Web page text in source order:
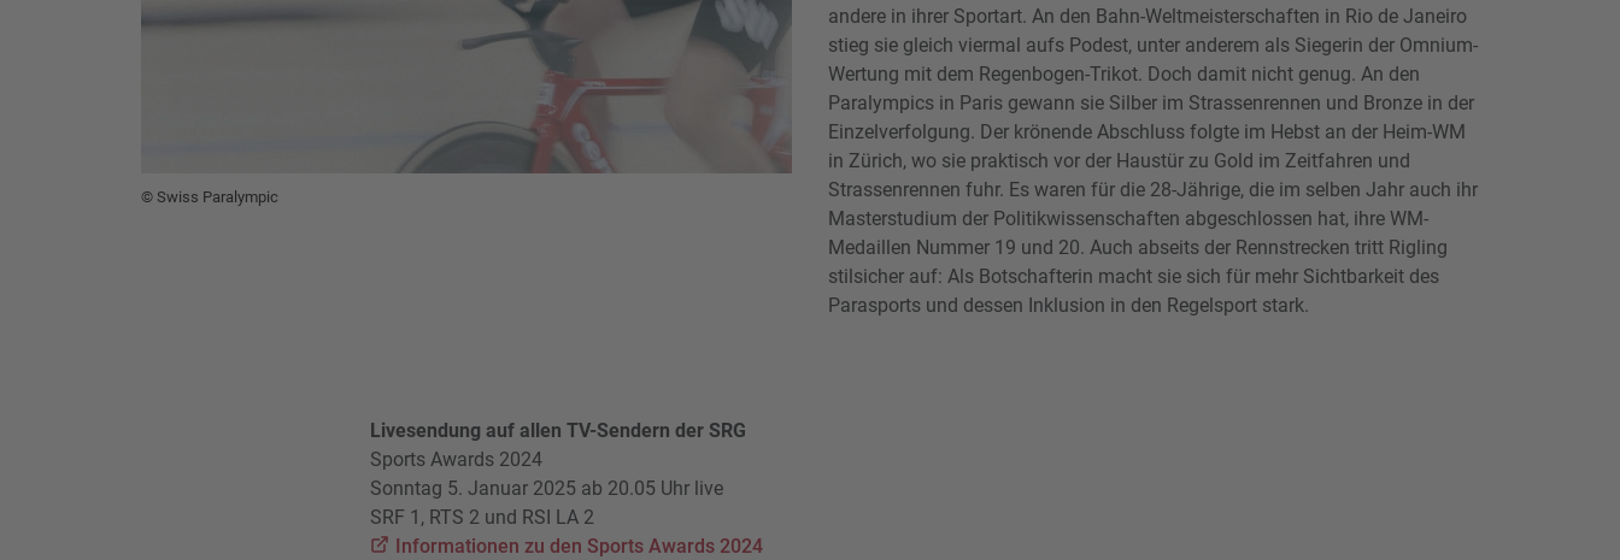
© Swiss Paralympic
andere in ihrer Sportart. An den Bahn-Weltmeisterschaften in Rio de Janeiro
stieg sie gleich viermal aufs Podest, unter anderem als Siegerin der Omnium-
Wertung mit dem Regenbogen-Trikot. Doch damit nicht genug. An den
Paralympics in Paris gewann sie Silber im Strassenrennen und Bronze in der
Einzelverfolgung. Der krönende Abschluss folgte im Hebst an der Heim-WM
in Zürich, wo sie praktisch vor der Haustür zu Gold im Zeitfahren und
Strassenrennen fuhr. Es waren für die 28-Jährige, die im selben Jahr auch ihr
Masterstudium der Politikwissenschaften abgeschlossen hat, ihre WM-
Medaillen Nummer 19 und 20. Auch abseits der Rennstrecken tritt Rigling
stilsicher auf: Als Botschafterin macht sie sich für mehr Sichtbarkeit des
Parasports und dessen Inklusion in den Regelsport stark.
Livesendung auf allen TV-Sendern der SRG
Sports Awards 2024
Sonntag 5. Januar 2025 ab 20.05 Uhr live
SRF 1, RTS 2 und RSI LA 2
Informationen zu den Sports Awards 2024